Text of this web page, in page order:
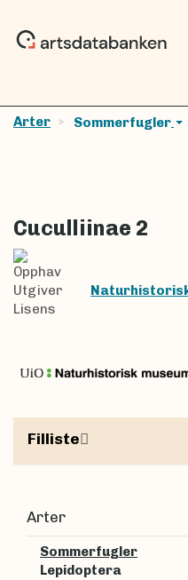
Arter Sommerfugler
Cuculliinae 2
Opphav
Utgiver
Lisens
Filliste
Arter
Sommerfugler
Lepidoptera